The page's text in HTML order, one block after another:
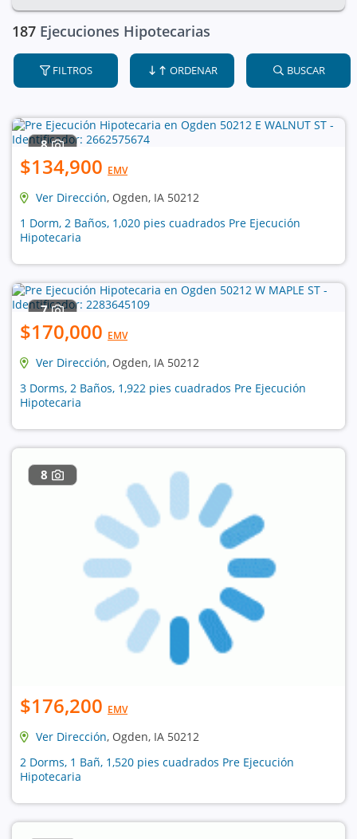
187 Ejecuciones Hipotecarias
FILTROS ORDENAR BUSCAR
8
$134,900 EMV
Ver Dirección, Ogden, IA 50212
1 Dorm, 2 Baños, 1,020 pies cuadrados Pre Ejecución
Hipotecaria
7
$170,000 EMV
Ver Dirección, Ogden, IA 50212
3 Dorms, 2 Baños, 1,922 pies cuadrados Pre Ejecución
Hipotecaria
8
$176,200 EMV
Ver Dirección, Ogden, IA 50212
2 Dorms, 1 Bañ, 1,520 pies cuadrados Pre Ejecución
Hipotecaria